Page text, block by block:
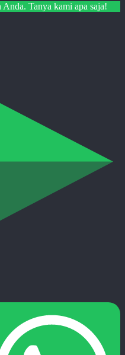
Tanya kami apa saja!